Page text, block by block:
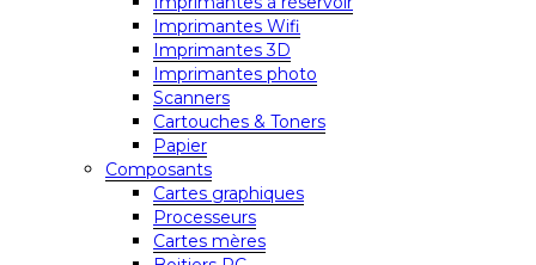
Imprimantes Wifi
Imprimantes 3D
Imprimantes photo
Scanners
Cartouches & Toners
Papier
Composants
Cartes graphiques
Processeurs
Cartes mères